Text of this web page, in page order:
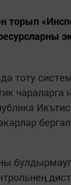
торып
тоту
чараларга